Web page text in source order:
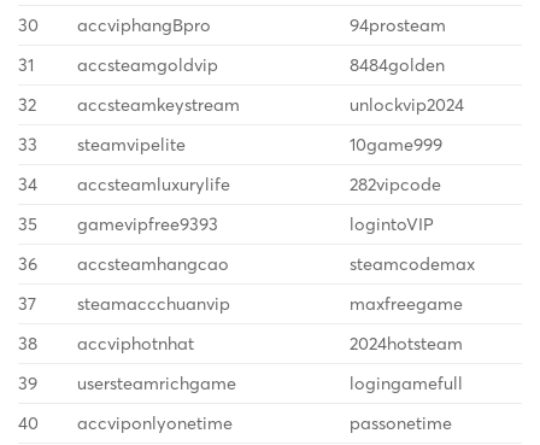
30
accviphangBpro
94prosteam
31
accsteamgoldvip
8484golden
32
accsteamkeystream
unlockvip2024
33
steamvipelite
10game999
34
accsteamluxurylife
282vipcode
35
gamevipfree9393
logintoVIP
36
accsteamhangcao
steamcodemax
37
steamaccchuanvip
maxfreegame
38
accviphotnhat
2024hotsteam
39
usersteamrichgame
logingamefull
40
accviponlyonetime passonetime